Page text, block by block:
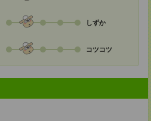
しずか
コツコツ